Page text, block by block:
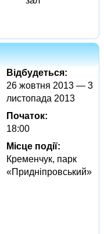
Відбудеться:
26 жовтня 2013 — 3
листопада 2013
Початок:
18:00
Місце події:
Кременчук, парк
«Придніпровський»